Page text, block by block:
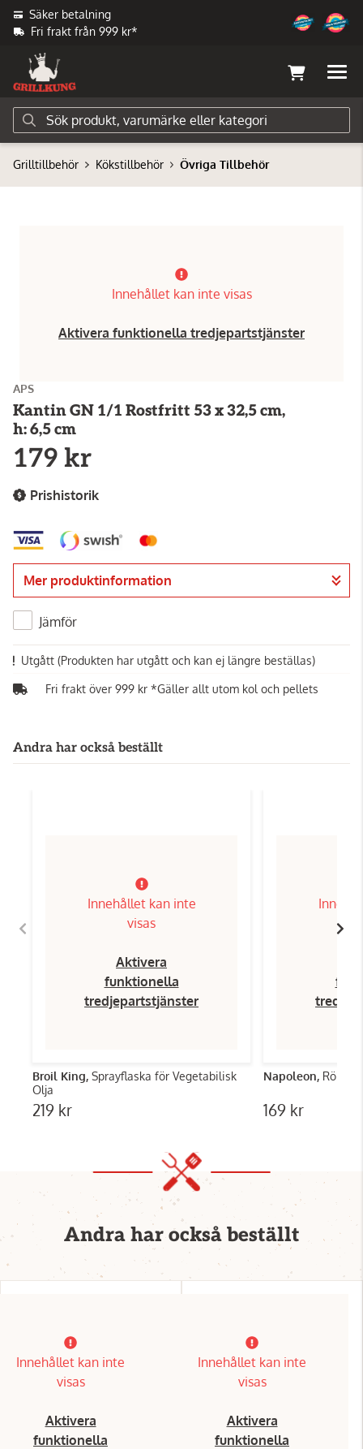
Säker betalning
Fri frakt från 999 kr*
Grilltillbehör Kökstillbehör Övriga Tillbehör
Innehållet kan inte visas
Aktivera funktionella tredjepartstjänster
APS
Kantin GN 1/1 Rostfritt 53 x 32,5 cm,
h: 6,5 cm
179 kr
Prishistorik
Mer produktinformation
Jämför
Utgått (Produkten har utgått och kan ej längre beställas)
Fri frakt över 999 kr *Gäller allt utom kol och pellets
Andra har också beställt
Innehållet kan inte
visas
Aktivera
funktionella
tredjepartstjänster
Broil King, Sprayflaska för Vegetabilisk
Olja
219 kr
Napoleon,
169 kr
Andra har också beställt
Innehållet kan inte
visas
Aktivera
funktionella
Innehållet kan inte
visas
Aktivera
funktionella